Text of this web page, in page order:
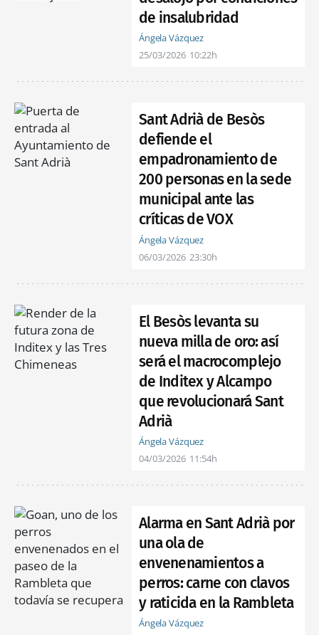
de insalubridad
Ángela Vázquez
25/03/2026 10:22h
Sant Adrià de Besòs
defiende el
empadronamiento de
200 personas en la sede
municipal ante las
críticas de VOX
Ángela Vázquez
06/03/2026 23:30h
El Besòs levanta su
nueva milla de oro: así
será el macrocomplejo
de Inditex y Alcampo
que revolucionará Sant
Adrià
Ángela Vázquez
04/03/2026 11:54h
Alarma en Sant Adrià por
una ola de
envenenamientos a
perros: carne con clavos
y raticida en la Rambleta
Ángela Vázquez